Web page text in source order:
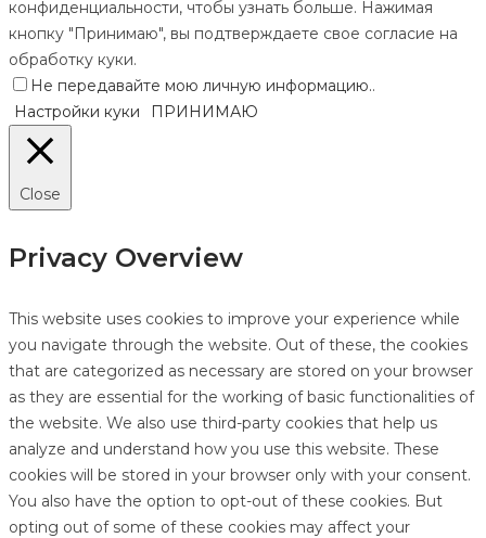
конфиденциальности, чтобы узнать больше. Нажимая
кнопку "Принимаю", вы подтверждаете свое согласие на
обработку куки.
Не передавайте мою личную информацию..
Настройки куки
ПРИНИМАЮ
Close
Privacy Overview
This website uses cookies to improve your experience while
you navigate through the website. Out of these, the cookies
that are categorized as necessary are stored on your browser
as they are essential for the working of basic functionalities of
the website. We also use third-party cookies that help us
analyze and understand how you use this website. These
cookies will be stored in your browser only with your consent.
You also have the option to opt-out of these cookies. But
opting out of some of these cookies may affect your